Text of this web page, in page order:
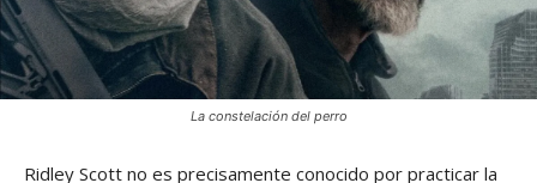
La constelación del perro
Ridley Scott no es precisamente conocido por practicar la